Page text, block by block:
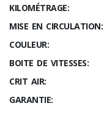
KILOMÉTRAGE:
MISE EN CIRCULATION:
COULEUR:
BOITE DE VITESSES:
CRIT AIR:
GARANTIE: